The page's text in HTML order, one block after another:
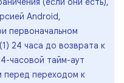
Android,
первоначальном
24 часа до возврата к
часовой тайм-аут
перед переходом к